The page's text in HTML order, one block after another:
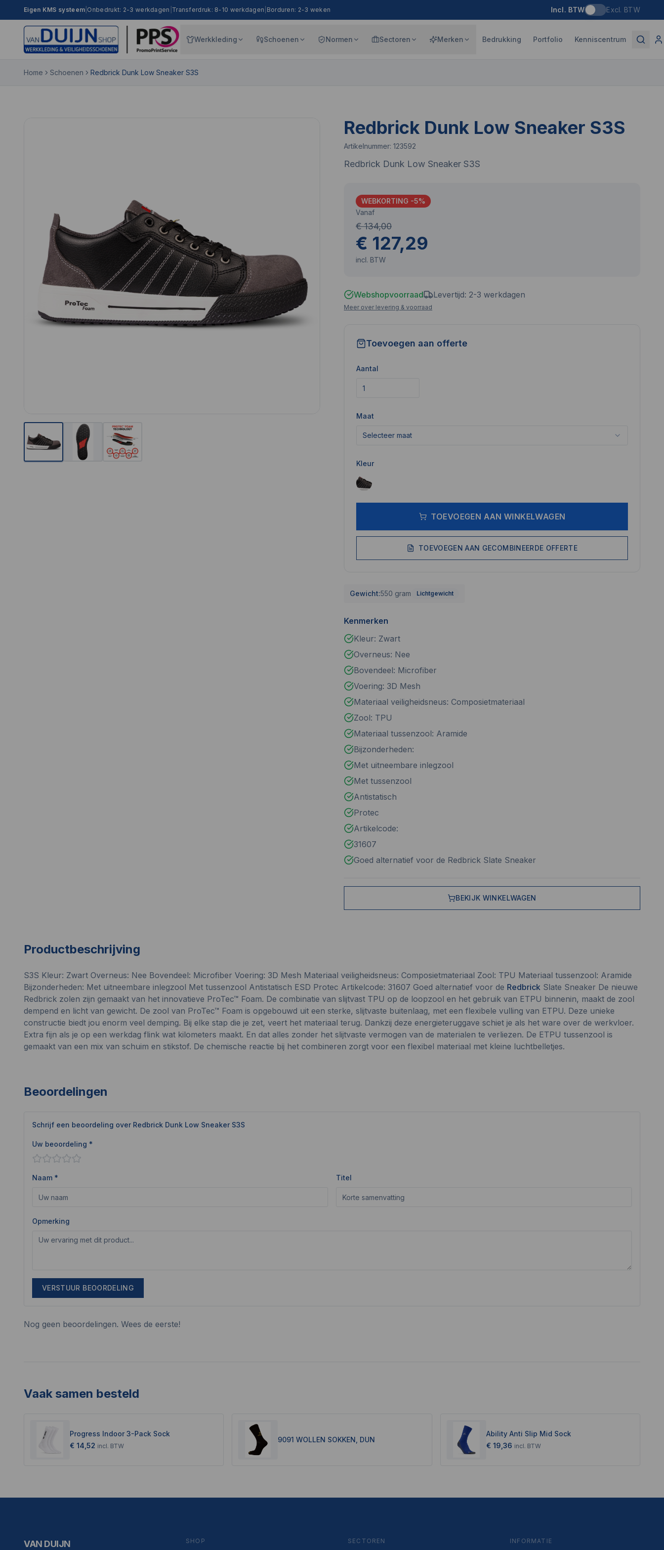
Eigen KMS systeem Onbedrukt: 2-3 werkdagen Transferdruk: 8-10 werkdagen Borduren: 2-3 weken Incl. BTW Excl. BTW
Werkkleding Schoenen Normen Sectoren Merken Bedrukking Portfolio Kenniscentrum
Home Schoenen Redbrick Dunk Low Sneaker S3S
Redbrick Dunk Low Sneaker S3S
Artikelnummer: 123592
Redbrick Dunk Low Sneaker S3S
WEBKORTING -5%
Vanaf
€ 134,00
€ 127,29
incl. BTW
Webshopvoorraad Levertijd: 2-3 werkdagen
Meer over levering & voorraad
Toevoegen aan offerte
Aantal
Maat
Selecteer maat
Kleur
TOEVOEGEN AAN WINKELWAGEN
TOEVOEGEN AAN GECOMBINEERDE OFFERTE
Gewicht:550 gram Lichtgewicht
Kenmerken
Kleur: Zwart
Overneus: Nee
Bovendeel: Microfiber
Voering: 3D Mesh
Materiaal veiligheidsneus: Composietmateriaal
Zool: TPU
Materiaal tussenzool: Aramide
Bijzonderheden:
Met uitneembare inlegzool
Met tussenzool
Antistatisch
Protec
Artikelcode:
31607
Goed alternatief voor de Redbrick Slate Sneaker
BEKIJK WINKELWAGEN
Productbeschrijving
S3S Kleur: Zwart Overneus: Nee Bovendeel: Microfiber Voering: 3D Mesh Materiaal veiligheidsneus: Composietmateriaal Zool: TPU Materiaal tussenzool: Aramide
Bijzonderheden: Met uitneembare inlegzool Met tussenzool Antistatisch ESD Protec Artikelcode: 31607 Goed alternatief voor de Redbrick Slate Sneaker De nieuwe
Redbrick zolen zijn gemaakt van het innovatieve ProTec™ Foam. De combinatie van slijtvast TPU op de loopzool en het gebruik van ETPU binnenin, maakt de zool
dempend en licht van gewicht. De zool van ProTec™ Foam is opgebouwd uit een sterke, slijtvaste buitenlaag, met een flexibele vulling van ETPU. Deze unieke
constructie biedt jou enorm veel demping. Bij elke stap die je zet, veert het materiaal terug. Dankzij deze energieteruggave schiet je als het ware over de werkvloer.
Extra fijn als je op een werkdag flink wat kilometers maakt. En dat alles zonder het slijtvaste vermogen van de materialen te verliezen. De ETPU tussenzool is
gemaakt van een mix van schuim en stikstof. De chemische reactie bij het combineren zorgt voor een flexibel materiaal met kleine luchtbelletjes.
Beoordelingen
Schrijf een beoordeling over Redbrick Dunk Low Sneaker S3S
Uw beoordeling *
Naam * Titel
Opmerking
VERSTUUR BEOORDELING
Nog geen beoordelingen. Wees de eerste!
Vaak samen besteld
Progress Indoor 3-Pack Sock
€ 14,52 incl. BTW
9091 WOLLEN SOKKEN, DUN
Ability Anti Slip Mid Sock
€ 19,36 incl. BTW
VAN DUIJN SHOP SECTOREN INFORMATIE